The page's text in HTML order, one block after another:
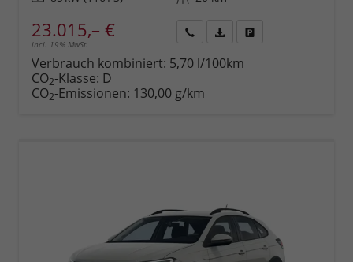
23.015,– €
incl. 19% MwSt.
anfordern
Datei,
Verbrauch kombiniert: 5,70 l/100km
CO2-Klasse: D
CO2-Emissionen: 130,00 g/km